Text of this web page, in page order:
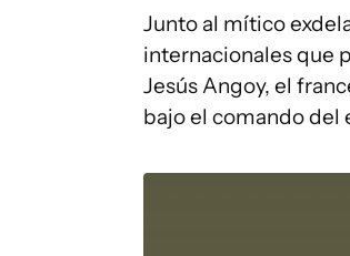
Junto al mítico
internacionales que
Jesús Angoy, el
bajo el comando del